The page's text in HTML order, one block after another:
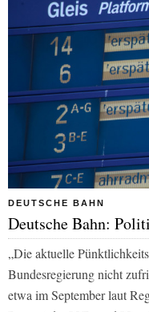
DEUTSCHE BAHN
Deutsche Bahn:
„Die aktuelle
Bundesregierung nicht
etwa im September laut